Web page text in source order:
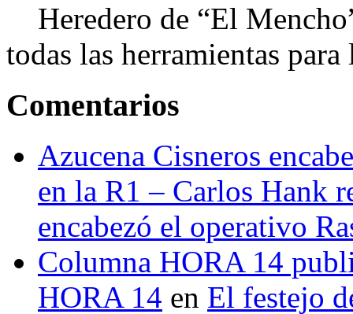
Heredero de “El
todas las herramientas
Comentarios
Azucena Cisneros
en la R1 – Carlos Hank
encabezó el operativo
Columna HORA 14
HORA 14 en El festejo